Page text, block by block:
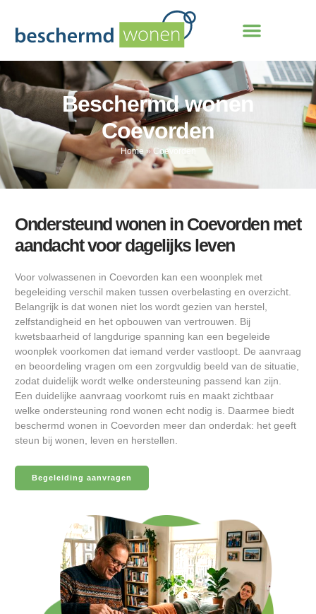
Beschermd wonen
Coevorden
Home »Coevorden
Ondersteund wonen in Coevorden met
aandacht voor dagelijks leven
Voor volwassenen in Coevorden kan een woonplek met
begeleiding verschil maken tussen overbelasting en overzicht.
Belangrijk is dat wonen niet los wordt gezien van herstel,
zelfstandigheid en het opbouwen van vertrouwen. Bij
kwetsbaarheid of langdurige spanning kan een begeleide
woonplek voorkomen dat iemand verder vastloopt. De aanvraag
en beoordeling vragen om een zorgvuldig beeld van de situatie,
zodat duidelijk wordt welke ondersteuning passend kan zijn.
Een duidelijke aanvraag voorkomt ruis en maakt zichtbaar
welke ondersteuning rond wonen echt nodig is. Daarmee biedt
beschermd wonen in Coevorden meer dan onderdak: het geeft
steun bij wonen, leven en herstellen.
Begeleiding aanvragen